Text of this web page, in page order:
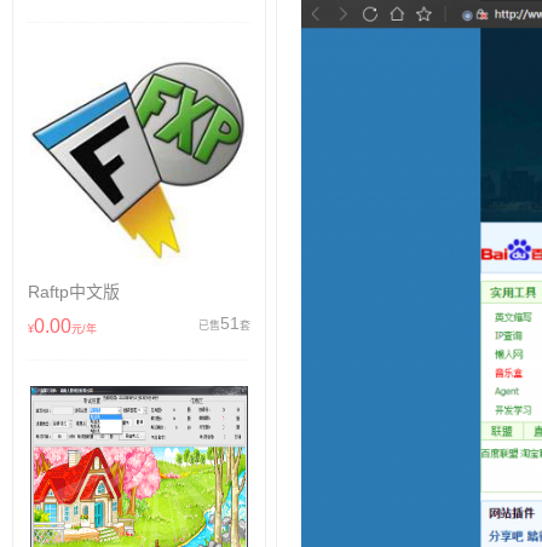
Raftp中文版
¥0.00元/年 已售 51 套